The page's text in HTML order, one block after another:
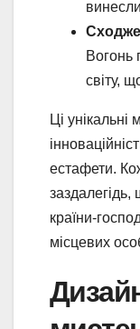
Вогонь
світу,
Ці
естафети.
заздалегідь,
країни-
місцевих